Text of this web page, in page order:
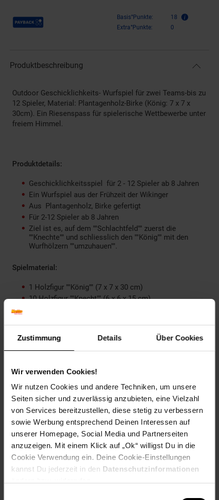
Zustimmung Details Über Cookies
Wir verwenden Cookies!
Wir nutzen Cookies und andere Techniken, um unsere
Seiten sicher und zuverlässig anzubieten, eine Vielzahl
von Services bereitzustellen, diese stetig zu verbessern
sowie Werbung entsprechend Deinen Interessen auf
unserer Homepage, Social Media und Partnerseiten
anzuzeigen. Mit einem Klick auf „Ok“ willigst Du in die
Cookie Verwendung ein. Deine Cookie-Einstellungen
kannst Du jederzeit in den Datenschutzinformationen
Payback Punkte Basis°Punkte:
18
Extra°Punkte:
0
Produktbeschreibung
Outdoor Geschicklichkeits- Wurfspiel für zwei Teams-bis zu
12 Spieler, Material: Plantagenholz-Birke (König: 7 x 7 x
30cm). Ein Riesenspass für spielerische Wettbewerbe unter
freiem Himmel.
Produktdetails:
Geschicklichkeitsspiel für 2 - 12 Spieler ab 8 Jahren
Ein Wurfspiel aus der Frühzeit der Wikinger
Aus Plantagenholz, Birke gefertigt
Für 2-12 Spieler ab 8 Jahren
Ziel ist es, auf dem ""Schlachtfeld"" zuerst die
""Knechte"" und schliesslich den ""König"" mit den
Wurfhölzern ""umzuhauen"".
Spielmaterial:
1 Holzfigur ""König"" (7 x 7 x 30 cm)
10 Holzfigur ""Knecht"" (6 x 6 x 15 cm)
1 Spielanleitung (multilingual)
EAN: 4011796077110
Artikel gehört zur Kategorie:Weitere Outdoor-Spielzeuge
Versandinformationen
Herstellerinformationen